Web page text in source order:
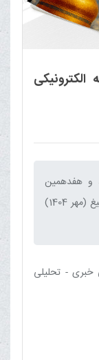
و هفدهمین
شماره ماهنامه الکترونیکی خبری - تحلیلی بلیغ (مهر 1404)
خبری - تحلیلی